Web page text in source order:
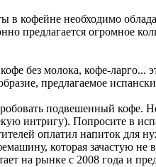
в кофейне необходимо
предлагается огромное
без молока, кофе-
предлагаемое
подвешенный кофе.
интригу). Попросите в
оплатил напиток для
которая зачастую не
на рынке с 2008 года и